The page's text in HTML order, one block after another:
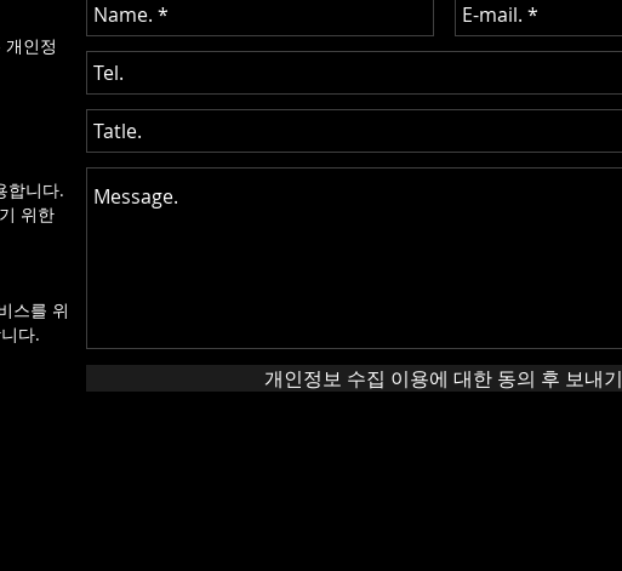
인정
합니다.
위한
스를 위
다.
개인정보 수집 이용에 대한 동의 후 보내기